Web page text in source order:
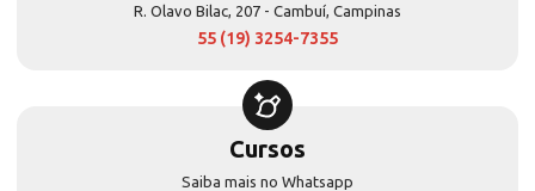
R. Olavo Bilac, 207 - Cambuí, Campinas
55 (19) 3254-7355
Cursos
Saiba mais no Whatsapp